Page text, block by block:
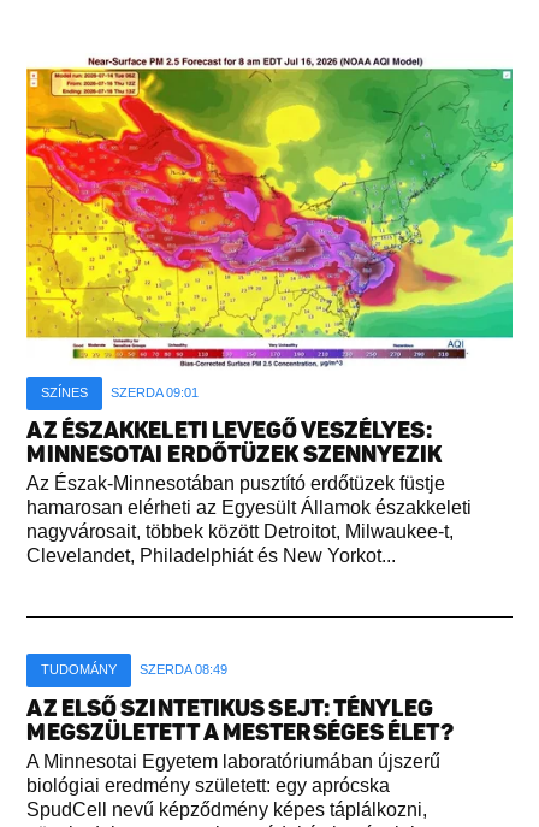
SZÍNES SZERDA 09:01
AZ ÉSZAKKELETI LEVEGŐ VESZÉLYES:
MINNESOTAI ERDŐTÜZEK SZENNYEZIK
Az Észak-Minnesotában pusztító erdőtüzek füstje
hamarosan elérheti az Egyesült Államok északkeleti
nagyvárosait, többek között Detroitot, Milwaukee-t,
Clevelandet, Philadelphiát és New Yorkot...
TUDOMÁNY SZERDA 08:49
AZ ELSŐ SZINTETIKUS SEJT: TÉNYLEG
MEGSZÜLETETT A MESTERSÉGES ÉLET?
A Minnesotai Egyetem laboratóriumában újszerű
biológiai eredmény született: egy aprócska
SpudCell nevű képződmény képes táplálkozni,